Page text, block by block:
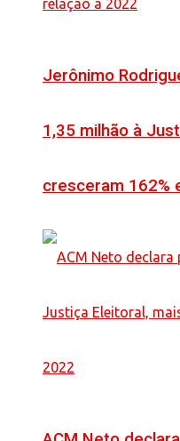
Jerônimo
1,35 milhão à
cresceram 162%